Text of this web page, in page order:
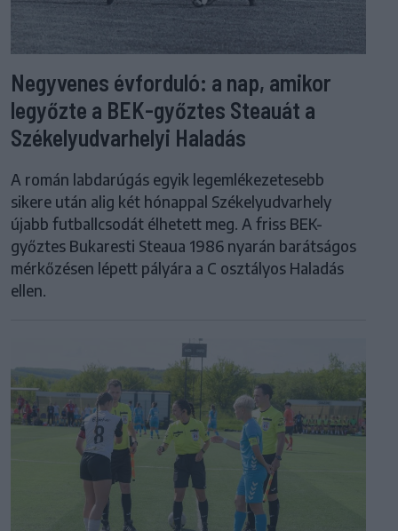
Negyvenes évforduló: a nap, amikor
legyőzte a BEK-győztes Steauát a
Székelyudvarhelyi Haladás
A román labdarúgás egyik legemlékezetesebb
sikere után alig két hónappal Székelyudvarhely
újabb futballcsodát élhetett meg. A friss BEK-
győztes Bukaresti Steaua 1986 nyarán barátságos
mérkőzésen lépett pályára a C osztályos Haladás
ellen.